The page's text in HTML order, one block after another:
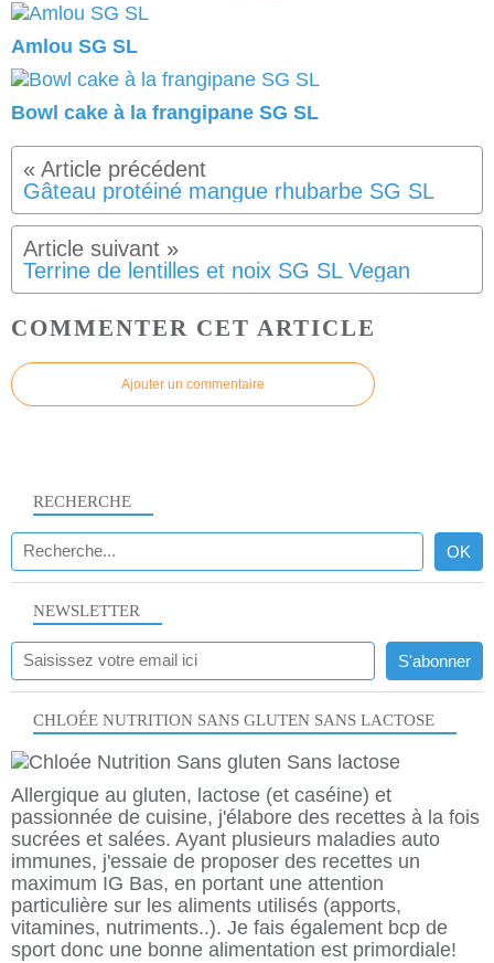
Amlou SG SL
Bowl cake à la frangipane SG SL
Gâteau protéiné mangue rhubarbe SG SL
Terrine de lentilles et noix SG SL Vegan
COMMENTER CET ARTICLE
Ajouter un commentaire
NEWSLETTER
RECHERCHE
CHLOÉE NUTRITION SANS GLUTEN SANS LACTOSE
Allergique au gluten, lactose (et caséine) et
passionnée de cuisine, j'élabore des recettes à la fois
sucrées et salées. Ayant plusieurs maladies auto
immunes, j'essaie de proposer des recettes un
maximum IG Bas, en portant une attention
particulière sur les aliments utilisés (apports,
vitamines, nutriments..). Je fais également bcp de
sport donc une bonne alimentation est primordiale!